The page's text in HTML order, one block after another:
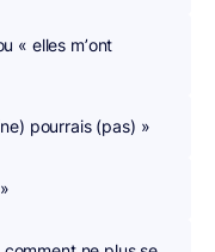
« elles m’ont
pourrais (pas) »